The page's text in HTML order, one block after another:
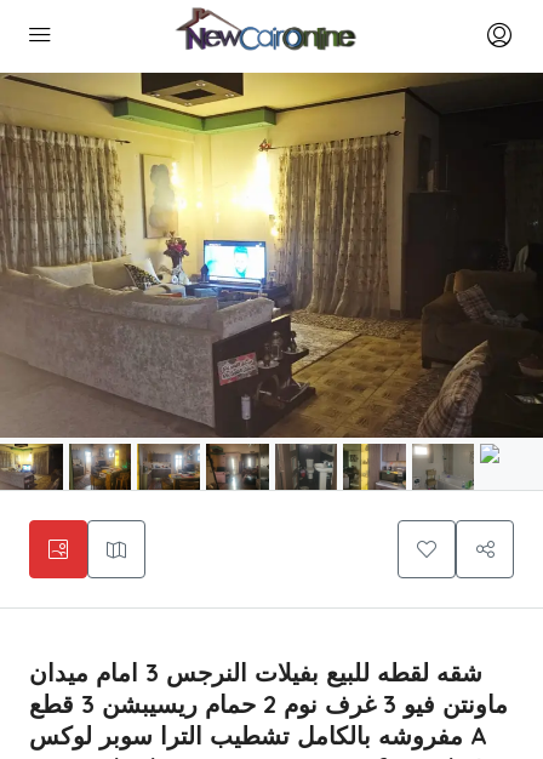
شقه لقطه للبيع بفيلات النرجس 3 امام ميدان
ماونتن فيو 3 غرف نوم 2 حمام ريسيبشن 3 قطع
مفروشه بالكامل تشطيب الترا سوبر لوكس A